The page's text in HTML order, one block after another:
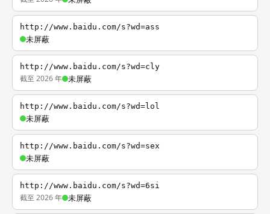
http://www.baidu.com/s?wd=ass
未屏蔽
http://www.baidu.com/s?wd=cly
截至 2026 年 未屏蔽
http://www.baidu.com/s?wd=lol
未屏蔽
http://www.baidu.com/s?wd=sex
未屏蔽
http://www.baidu.com/s?wd=6si
截至 2026 年 未屏蔽